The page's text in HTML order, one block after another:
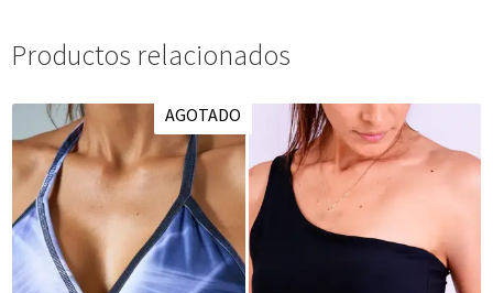
Productos relacionados
AGOTADO